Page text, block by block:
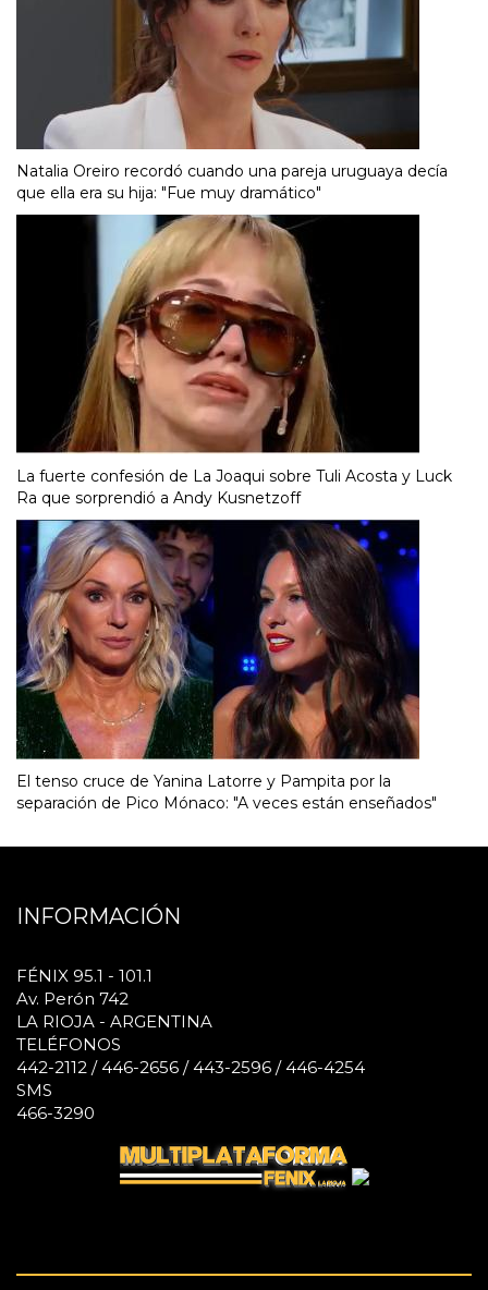
Natalia Oreiro recordó cuando una pareja uruguaya decía
que ella era su hija: "Fue muy dramático"
La fuerte confesión de La Joaqui sobre Tuli Acosta y Luck
Ra que sorprendió a Andy Kusnetzoff
El tenso cruce de Yanina Latorre y Pampita por la
separación de Pico Mónaco: "A veces están enseñados"
INFORMACIÓN
FÉNIX 95.1 - 101.1
Av. Perón 742
LA RIOJA - ARGENTINA
TELÉFONOS
442-2112 / 446-2656 / 443-2596 / 446-4254
SMS
466-3290